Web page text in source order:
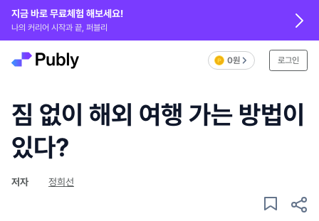
지금 바로 무료체험 해보세요!
나의 커리어 시작과 끝, 퍼블리
0원 로그인
짐 없이 해외 여행 가는 방법이
있다?
저자 정희선